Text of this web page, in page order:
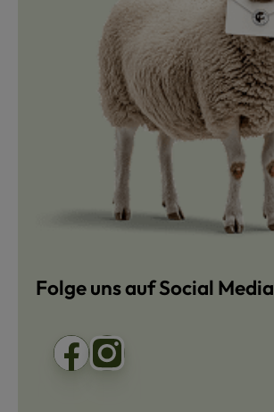
Folge uns auf Social Media